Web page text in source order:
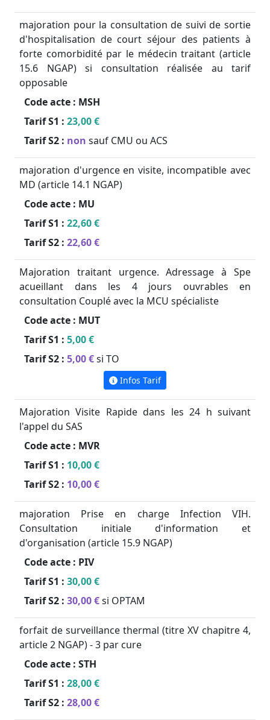
majoration pour la consultation de suivi de sortie
d'hospitalisation de court séjour des patients à
forte comorbidité par le médecin traitant (article
15.6 NGAP) si consultation réalisée au tarif
opposable
Code acte : MSH
Tarif S1 : 23,00 €
Tarif S2 : non sauf CMU ou ACS
majoration d'urgence en visite, incompatible avec
MD (article 14.1 NGAP)
Code acte : MU
Tarif S1 : 22,60 €
Tarif S2 : 22,60 €
Majoration traitant urgence. Adressage à Spe
acueillant dans les 4 jours ouvrables en
consultation Couplé avec la MCU spécialiste
Code acte : MUT
Tarif S1 : 5,00 €
Tarif S2 : 5,00 €si TO
Infos Tarif
Majoration Visite Rapide dans les 24 h suivant
l'appel du SAS
Code acte : MVR
Tarif S1 : 10,00 €
Tarif S2 : 10,00 €
majoration Prise en charge Infection VIH.
Consultation initiale d'information et
d'organisation (article 15.9 NGAP)
Code acte : PIV
Tarif S1 : 30,00 €
Tarif S2 : 30,00 €si OPTAM
forfait de surveillance thermal (titre XV chapitre 4,
article 2 NGAP) - 3 par cure
Code acte : STH
Tarif S1 : 28,00 €
Tarif S2 : 28,00 €